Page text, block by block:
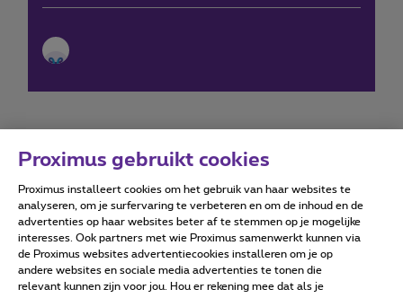
Forumvoorwaarden Accessibility statement
Alle rechten voorbehouden. © Proximus
Proximus gebruikt cookies
Proximus installeert cookies om het gebruik van haar websites te
analyseren, om je surfervaring te verbeteren en om de inhoud en de
advertenties op haar websites beter af te stemmen op je mogelijke
interesses. Ook partners met wie Proximus samenwerkt kunnen via
de Proximus websites advertentiecookies installeren om je op
andere websites en sociale media advertenties te tonen die
relevant kunnen zijn voor jou. Hou er rekening mee dat als je